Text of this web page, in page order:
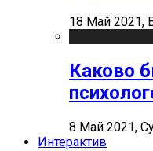
18 Май 2021,
Каково
8 Май 2021,
Интерактив